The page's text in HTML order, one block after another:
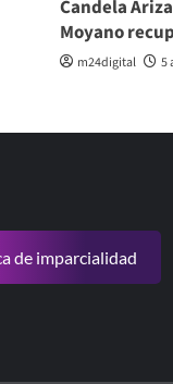
Candela
Moyano
m24digital 5
de imparcialidad